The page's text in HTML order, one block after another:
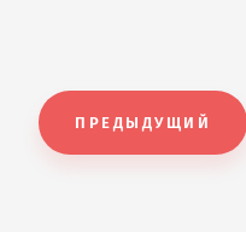
ПРЕДЫДУЩИЙ